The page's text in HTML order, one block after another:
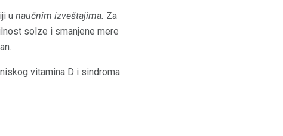
u naučnim izveštajima. Za
solze i smanjene mere
vitamina D i sindroma